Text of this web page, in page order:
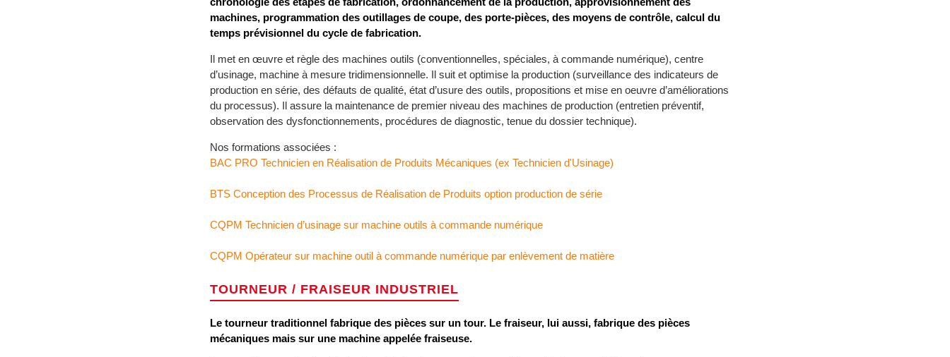
machines, programmation des outillages de coupe, des porte-pièces, des moyens de contrôle, calcul du
temps prévisionnel du cycle de fabrication.
Il met en œuvre et règle des machines outils (conventionnelles, spéciales, à commande numérique), centre
d’usinage, machine à mesure tridimensionnelle. Il suit et optimise la production (surveillance des indicateurs de
production en série, des défauts de qualité, état d’usure des outils, propositions et mise en oeuvre d’améliorations
du processus). Il assure la maintenance de premier niveau des machines de production (entretien préventif,
observation des dysfonctionnements, procédures de diagnostic, tenue du dossier technique).
Nos formations associées :
BAC PRO Technicien en Réalisation de Produits Mécaniques (ex Technicien d'Usinage)
BTS Conception des Processus de Réalisation de Produits option production de série
CQPM Technicien d’usinage sur machine outils à commande numérique
CQPM Opérateur sur machine outil à commande numérique par enlèvement de matière
TOURNEUR / FRAISEUR INDUSTRIEL
Le tourneur traditionnel fabrique des pièces sur un tour. Le fraiseur, lui aussi, fabrique des pièces
mécaniques mais sur une machine appelée fraiseuse.